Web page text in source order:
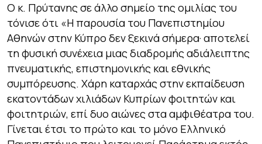
Ο κ. Πρύτανης σε άλλο σημείο της ομιλίας του
τόνισε ότι «Η παρουσία του Πανεπιστημίου
Αθηνών στην Κύπρο δεν ξεκινά σήμερα· αποτελεί
τη φυσική συνέχεια μιας διαδρομής αδιάλειπτης
πνευματικής, επιστημονικής και εθνικής
συμπόρευσης. Χάρη καταρχάς στην εκπαίδευση
εκατοντάδων χιλιάδων Κυπρίων φοιτητών και
φοιτητριών, επί δυο αιώνες στα αμφιθέατρα του.
Γίνεται έτσι το πρώτο και το μόνο Ελληνικό